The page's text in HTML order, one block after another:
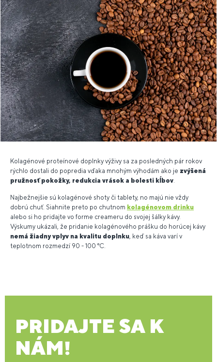
Kolagénové proteínové doplnky výživy sa za posledných pár rokov
rýchlo dostali do popredia vďaka mnohým výhodám ako je zvýšená
pružnosť pokožky, redukcia vrások a bolesti kĺbov
Najbežnejšie sú kolagénové shoty či tablety, no majú nie vždy
dobrú chuť. Siahnite preto po chutnom kolagénovom drinku
alebo si ho pridajte vo forme creameru do svojej šálky kávy.
Výskumy ukázali, že pridanie kolagénového prášku do horúcej kávy
nemá žiadny vplyv na kvalitu doplnku , keď sa káva varí v
teplotnom rozmedzí 90 - 100 °C.
PRIDAJTE SA K
NÁM!